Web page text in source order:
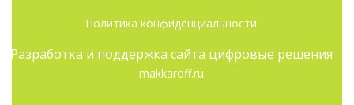
Политика конфиденциальности
Разработка и поддержка сайта цифровые решения
makkaroff.ru